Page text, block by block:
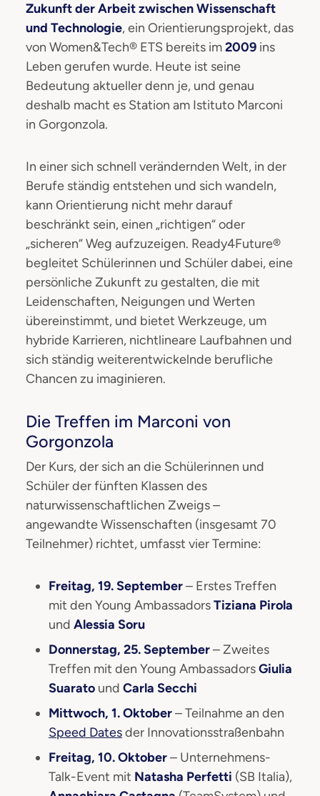
Zukunft der Arbeit zwischen Wissenschaft
und Technologie, ein Orientierungsprojekt, das
von Women&Tech® ETS bereits im2009 ins
Leben gerufen wurde. Heute ist seine
Bedeutung aktueller denn je, und genau
deshalb macht es Station am Istituto Marconi
in Gorgonzola.
In einer sich schnell verändernden Welt, in der
Berufe ständig entstehen und sich wandeln,
kann Orientierung nicht mehr darauf
beschränkt sein, einen „richtigen“ oder
„sicheren“ Weg aufzuzeigen. Ready4Future®
begleitet Schülerinnen und Schüler dabei, eine
persönliche Zukunft zu gestalten, die mit
Leidenschaften, Neigungen und Werten
übereinstimmt, und bietet Werkzeuge, um
hybride Karrieren, nichtlineare Laufbahnen und
sich ständig weiterentwickelnde berufliche
Chancen zu imaginieren.
Die Treffen im Marconi von
Gorgonzola
Der Kurs, der sich an die Schülerinnen und
Schüler der fünften Klassen des
naturwissenschaftlichen Zweigs –
angewandte Wissenschaften (insgesamt 70
Teilnehmer) richtet, umfasst vier Termine:
Freitag, 19. September– Erstes Treffen
mit den Young AmbassadorsTiziana Pirola
und Alessia Soru
Donnerstag, 25. September– Zweites
Treffen mit den Young AmbassadorsGiulia
Suarato und Carla Secchi
Mittwoch, 1. Oktober– Teilnahme an den
Speed Datesder Innovationsstraßenbahn
Freitag, 10. Oktober– Unternehmens-
Talk-Event mit Natasha Perfetti (SB Italia),